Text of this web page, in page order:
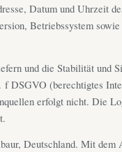
Datum und Uhrzeit
Betriebssystem
und die Stabilität und
DSGVO (berechtigtes
erfolgt nicht. Die
Deutschland. Mit dem